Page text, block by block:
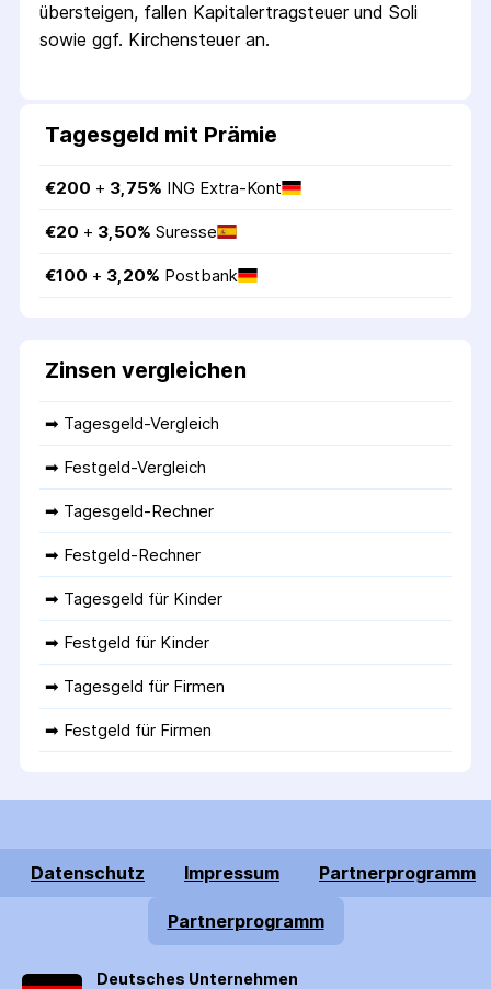
übersteigen, fallen Kapital­ertrag­steuer und Soli
sowie ggf. Kirchensteuer an.
Tagesgeld mit Prämie
€200 + 3,75% ING Extra-Kont
€20 + 3,50% Suresse
€100 + 3,20% Postbank
Zinsen vergleichen
➡ Tagesgeld-Vergleich
➡ Festgeld-Vergleich
➡ Tagesgeld-Rechner
➡ Festgeld-Rechner
➡ Tagesgeld für Kinder
➡ Festgeld für Kinder
➡ Tagesgeld für Firmen
➡ Festgeld für Firmen
Datenschutz Impressum Partnerprogramm
Partnerprogramm
Deutsches Unternehmen